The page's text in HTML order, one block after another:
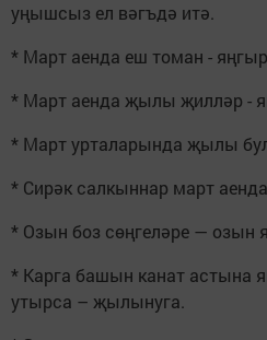
уңышсыз ел вәгъдә итә.
* Март аенда еш томан -
* Март аенда җылы җилләр -
* Март урталарында җылы
* Сирәк салкыннар март
* Озын боз сөңгеләре — озын
* Карга башын канат астына
утырса – җылынуга.